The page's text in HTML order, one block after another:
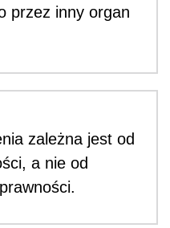
przez inny organ
zależna jest od
a nie od